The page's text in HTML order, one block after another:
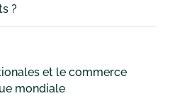
?
et le commerce
mondiale